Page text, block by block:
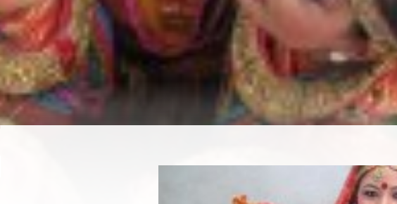
選
單)
選
單)
選
單)
選
單)